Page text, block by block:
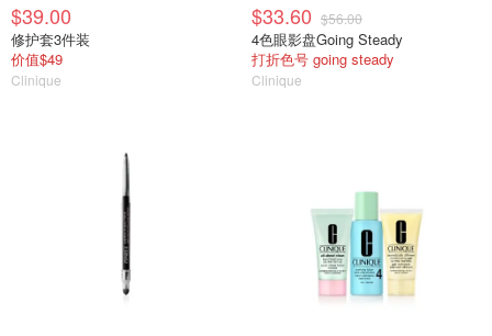
$39.00
修护套3件装
价值$49
Clinique
$33.60 $56.00
4色眼影盘Going Steady
打折色号 going steady
Clinique